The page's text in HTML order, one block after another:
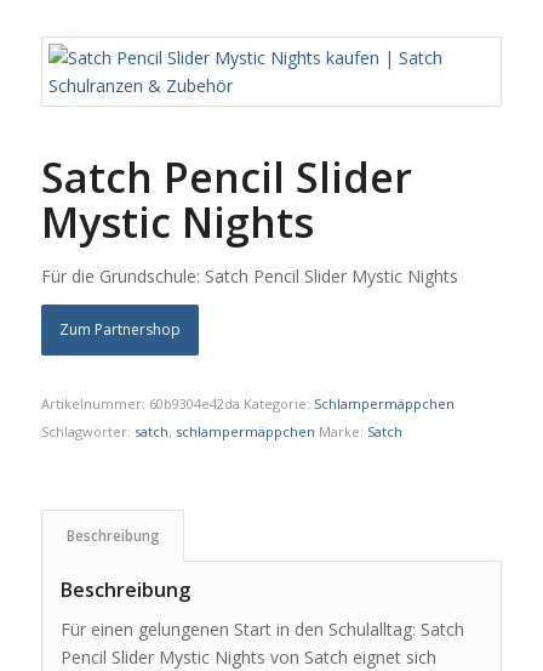
Satch Pencil Slider
Mystic Nights
Für die Grundschule: Satch Pencil Slider Mystic Nights
Zum Partnershop
Artikelnummer: 60b9304e42da Kategorie: Schlampermäppchen
Schlagwörter: satch, schlampermäppchen Marke: Satch
Beschreibung
Beschreibung
Für einen gelungenen Start in den Schulalltag: Satch
Pencil Slider Mystic Nights von Satch eignet sich